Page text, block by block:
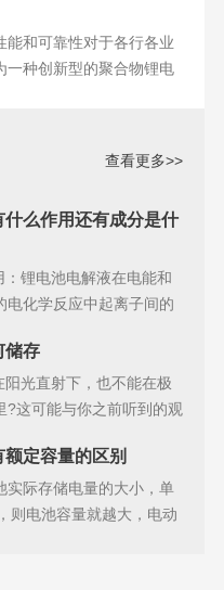
能和可靠性对于各行各业
一种创新型的聚合物锂电
查看更多>>
么作用还有成分是什
锂电池电解液在电能和
电化学反应中起离子间的
储存
光直射下，也不能在极
?这可能与你之前听到的观
定容量的区别
实际存储电量的大小，单
则电池容量就越大，电动